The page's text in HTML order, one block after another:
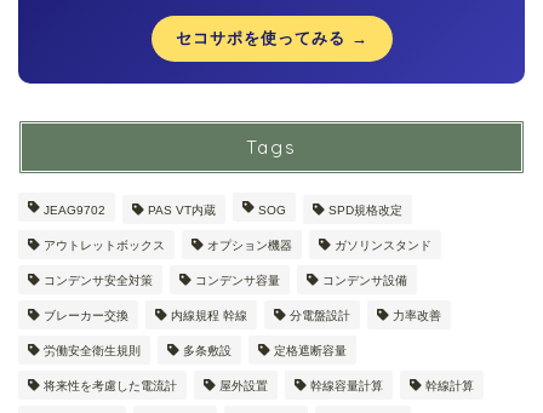
セコサポを使ってみる →
Tags
JEAG9702 PAS VT内蔵 SOG SPD規格改定
アウトレットボックス オプション機器 ガソリンスタンド
コンデンサ安全対策 コンデンサ容量 コンデンサ設備
ブレーカー交換 内線規程 幹線 分電盤設計 力率改善
労働安全衛生規則 多条敷設 定格遮断容量
将来性を考慮した電流計 屋外設置 幹線容量計算 幹線計算